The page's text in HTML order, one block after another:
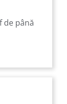
de până